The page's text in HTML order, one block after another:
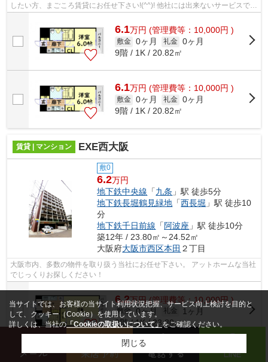
したい方、まごころ賃貸にお任せ下さい!(^^)! 他社には出来ないサービスでお
客様の新生活をサポートさせて頂き...
6.1万円 (管理費等：10,000円 )
敷金 0ヶ月 礼金 0ヶ月
9階 / 1K / 20.82㎡
6.1万円 (管理費等：10,000円 )
敷金 0ヶ月 礼金 0ヶ月
9階 / 1K / 20.82㎡
賃貸 | マンション EXE西大阪
敷0
6.2万円
地下鉄中央線 「九条 」駅 徒歩5分
地下鉄長堀鶴見緑地 「西長堀 」駅 徒歩10
分
地下鉄千日前線 「 阿波座 」駅 徒歩10分
築12年 / 23.80㎡～24.52㎡
大阪府大阪市西区本田 ２丁目
大阪市内、多数の物件を取り扱う当社にお任せ下さい。 アットホームな当社
でじっくりお探しください！
6.2万円(管理費等：10,000円 )
敷金 0ヶ月 礼金
1ヶ月
2階 / 1K / 23.80㎡
6.2 (管理費等：10,000円 )
メール 来店予約 電話する LINE
当サイトでは、お客様の当サイト利用状況把握、サービス向上検討を目的と
して、クッキー（Cookie）を使用しています。
詳しくは、当社の「Cookieの取扱いについて」をご確認ください。
閉じる